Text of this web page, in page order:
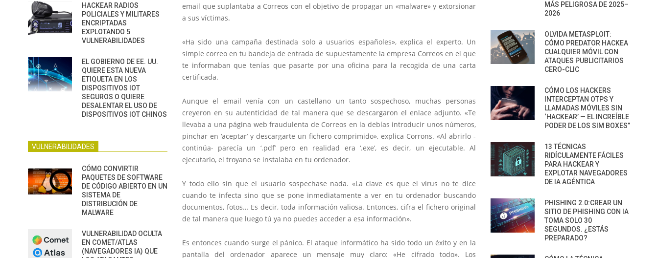
email que suplantaba a Correos con el objetivo de propagar un «malware» y extorsionar
a sus víctimas.
«Ha sido una campaña destinada solo a usuarios españoles», explica el experto. Un
simple correo en tu bandeja de entrada de supuestamente la empresa Correos en el que
te informaban que tenías que pasarte por una oficina para la recogida de una carta
certificada.
Aunque el email venía con un castellano un tanto sospechoso, muchas personas
creyeron en su autenticidad de tal manera que se descargaron el enlace adjunto. «Te
llevaba a una página web fraudulenta de Correos en la debías introducir unos números,
pinchar en ‘aceptar’ y descargarte un fichero comprimido», explica Corrons. «Al abrirlo -
continúa- parecía un ‘.pdf’ pero en realidad era ‘.exe’, es decir, un ejecutable. Al
ejecutarlo, el troyano se instalaba en tu ordenador.
Y todo ello sin que el usuario sospechase nada. «La clave es que el virus no te dice
cuando te infecta sino que se pone inmediatamente a ver en tu ordenador buscando
documentos, fotos… Es decir, toda información valiosa. Entonces, cifra el fichero original
de tal manera que luego tú ya no puedes acceder a esa información».
Es entonces cuando surge el pánico. El ataque informático ha sido todo un éxito y en la
pantalla del ordenador aparece un mensaje muy claro: «He cifrado todo». Los
HACKEAR RADIOS
POLICIALES Y MILITARES
ENCRIPTADAS
EXPLOTANDO 5
VULNERABILIDADES
EL GOBIERNO DE EE. UU.
QUIERE ESTA NUEVA
ETIQUETA EN LOS
DISPOSITIVOS IOT
SEGUROS O QUIERE
DESALENTAR EL USO DE
DISPOSITIVOS IOT CHINOS
VULNERABILIDADES
CÓMO CONVIRTIR
PAQUETES DE SOFTWARE
DE CÓDIGO ABIERTO EN UN
SISTEMA DE
DISTRIBUCIÓN DE
MALWARE
VULNERABILIDAD OCULTA
EN COMET/ATLAS
(NAVEGADORES IA) QUE
MÁS PELIGROSA DE 2025–
2026
OLVIDA METASPLOIT:
CÓMO PREDATOR HACKEA
CUALQUIER MÓVIL CON
ATAQUES PUBLICITARIOS
CERO-CLIC
CÓMO LOS HACKERS
INTERCEPTAN OTPS Y
LLAMADAS MÓVILES SIN
‘HACKEAR’ — EL INCREÍBLE
PODER DE LOS SIM BOXES”
13 TÉCNICAS
RIDÍCULAMENTE FÁCILES
PARA HACKEAR Y
EXPLOTAR NAVEGADORES
DE IA AGÉNTICA
PHISHING 2.0:CREAR UN
SITIO DE PHISHING CON IA
TOMA SOLO 30
SEGUNDOS. ¿ESTÁS
PREPARADO?